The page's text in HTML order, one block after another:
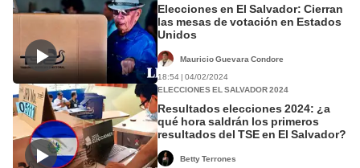
Elecciones en El Salvador: Cierran
las mesas de votación en Estados
Unidos
Mauricio Guevara Condore
18:54 | 04/02/2024
ELECCIONES EL SALVADOR 2024
Resultados elecciones 2024: ¿a
qué hora saldrán los primeros
resultados del TSE en El Salvador?
Betty Terrones